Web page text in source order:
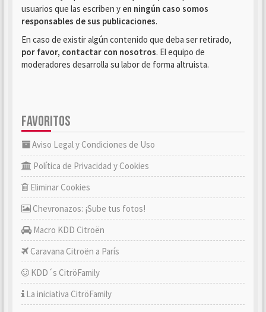
usuarios que las escriben y en ningún caso somos
responsables de sus publicaciones.
En caso de existir algún contenido que deba ser retirado,
por favor, contactar con nosotros. El equipo de
moderadores desarrolla su labor de forma altruista.
FAVORITOS
Aviso Legal y Condiciones de Uso
Política de Privacidad y Cookies
Eliminar Cookies
Chevronazos: ¡Sube tus fotos!
Macro KDD Citroën
Caravana Citroën a París
KDD´s CitröFamily
La iniciativa CitröFamily